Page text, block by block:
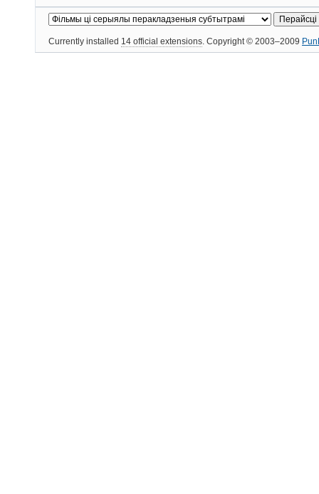
Currently installed 14 official extensions. Copyright © 2003–2009